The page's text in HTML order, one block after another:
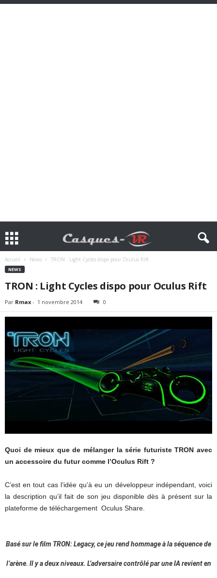
Accueil News TRON : Light Cycles dispo pour Oculus Rift
NEWS
TRON : Light Cycles dispo pour Oculus Rift
Par Rmax - 1 novembre 2014 0
Quoi de mieux que de mélanger la série futuriste TRON avec
un accessoire du futur comme l’Oculus Rift ?
C’est en tout cas l’idée qu’à eu un développeur indépendant, voici
la description qu’il fait de son jeu disponible dès à présent sur la
plateforme de téléchargement Oculus Share.
Basé sur le film TRON: Legacy, ce jeu rend hommage à la séquence de
l’arène. Il y a deux niveaux. L’adversaire contrôlé par une IA revient en